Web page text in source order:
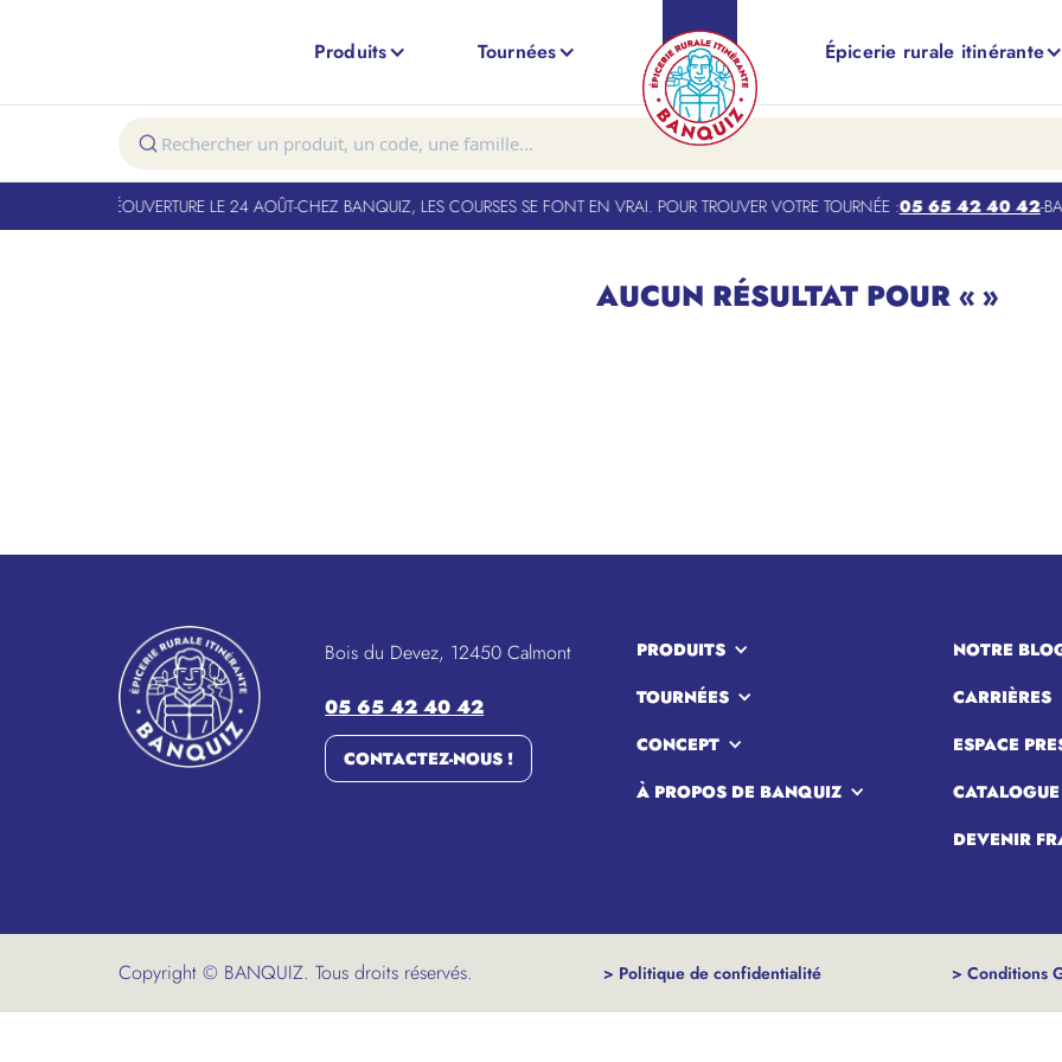
Produits Tournées Épicerie rurale itinérante
FERMÉ. RÉOUVERTURE LE 24 AOÛT-CHEZ BANQUIZ, LES COURSES SE FONT EN VRAI. POUR TROUVER VOTRE TOURNÉE :05 65 42 40 42-
RÉSULTATS POUR « — »
AUCUN RÉSULTAT POUR « »
Bois du Devez, 12450 Calmont
05 65 42 40 42
CONTACTEZ-NOUS !
PRODUITS
TOURNÉES
CONCEPT
À PROPOS DE BANQUIZ
NOTRE
CARRIÈRES
ESPACE
CATALOGUE
DEVENIR
Copyright © BANQUIZ. Tous droits réservés. > Politique de confidentialité > Conditions